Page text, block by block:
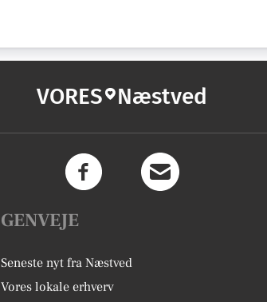
VORES Næstved
GENVEJE
Seneste nyt fra Næstved
Vores lokale erhverv